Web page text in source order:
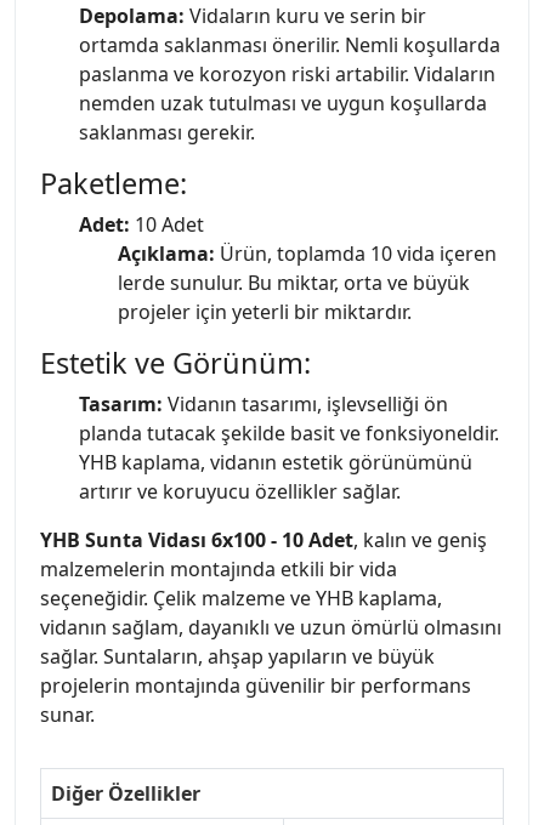
Depolama: Vidaların kuru ve serin bir
ortamda saklanması önerilir. Nemli koşullarda
paslanma ve korozyon riski artabilir. Vidaların
nemden uzak tutulması ve uygun koşullarda
saklanması gerekir.
Paketleme:
Adet: 10 Adet
Açıklama: Ürün, toplamda 10 vida içeren
lerde sunulur. Bu miktar, orta ve büyük
projeler için yeterli bir miktardır.
Estetik ve Görünüm:
Tasarım: Vidanın tasarımı, işlevselliği ön
planda tutacak şekilde basit ve fonksiyoneldir.
YHB kaplama, vidanın estetik görünümünü
artırır ve koruyucu özellikler sağlar.
YHB Sunta Vidası 6x100 - 10 Adet, kalın ve geniş
malzemelerin montajında etkili bir vida
seçeneğidir. Çelik malzeme ve YHB kaplama,
vidanın sağlam, dayanıklı ve uzun ömürlü olmasını
sağlar. Suntaların, ahşap yapıların ve büyük
projelerin montajında güvenilir bir performans
sunar.
Diğer Özellikler